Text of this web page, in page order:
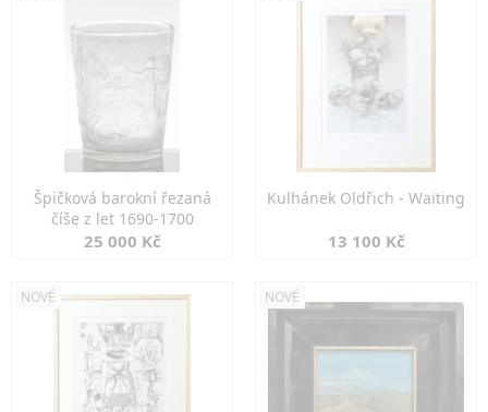
Špičková barokní řezaná
číše z let 1690-1700
25 000 Kč
Kulhánek Oldřich - Waiting
13 100 Kč
NOVÉ NOVÉ